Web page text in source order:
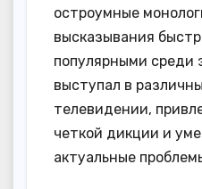
остроумные
высказывания
популярными среди
выступал в
телевидении,
четкой дикции и
актуальные